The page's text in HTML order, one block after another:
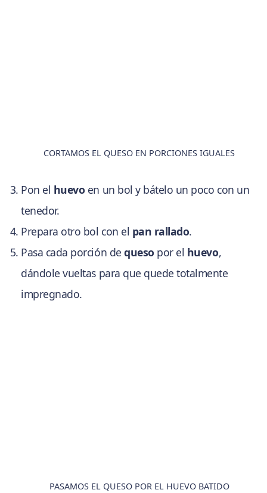
CORTAMOS EL QUESO EN PORCIONES IGUALES
Pon el huevo en un bol y bátelo un poco con un
tenedor.
Prepara otro bol con el pan rallado.
Pasa cada porción dequeso por el huevo,
dándole vueltas para que quede totalmente
impregnado.
PASAMOS EL QUESO POR EL HUEVO BATIDO